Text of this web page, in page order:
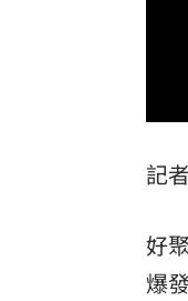
三
台
記
好
爆